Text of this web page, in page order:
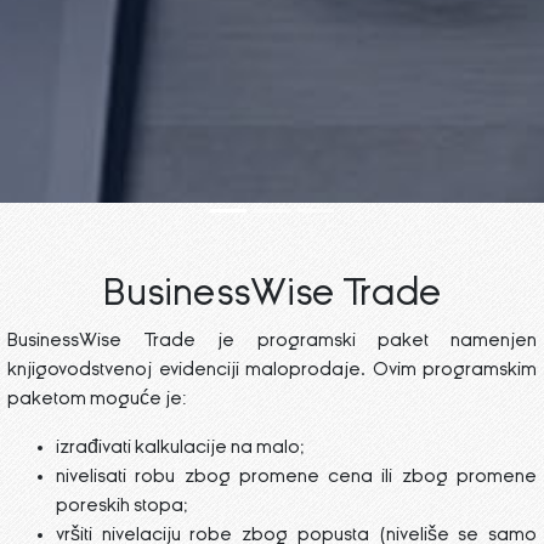
BusinessWise Trade
BusinessWise Trade je programski paket namenjen
knjigovodstvenoj evidenciji maloprodaje. Ovim programskim
paketom moguće je:
izrađivati kalkulacije na malo;
nivelisati robu zbog promene cena ili zbog promene
poreskih stopa;
vršiti nivelaciju robe zbog popusta (niveliše se samo